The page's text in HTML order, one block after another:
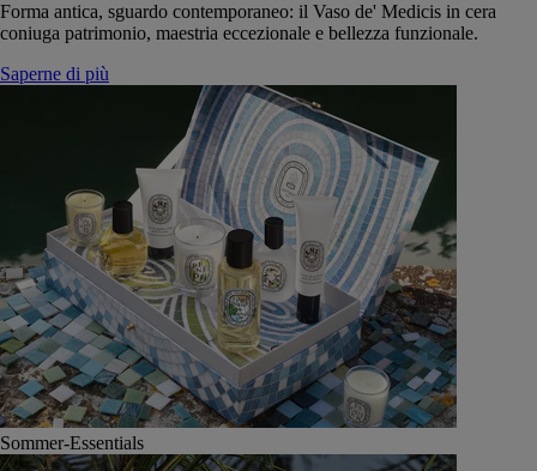
Forma antica, sguardo contemporaneo: il Vaso de' Medicis in cera
coniuga patrimonio, maestria eccezionale e bellezza funzionale.
Saperne di più
Sommer-Essentials